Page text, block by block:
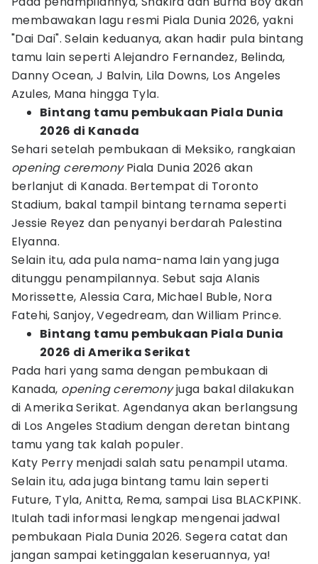
membawakan lagu resmi Piala Dunia 2026, yakni
"Dai Dai". Selain keduanya, akan hadir pula bintang
tamu lain seperti Alejandro Fernandez, Belinda,
Danny Ocean, J Balvin, Lila Downs, Los Angeles
Azules, Mana hingga Tyla.
Bintang tamu pembukaan Piala Dunia
2026 di Kanada
Sehari setelah pembukaan di Meksiko, rangkaian
opening ceremonyPiala Dunia 2026 akan
berlanjut di Kanada. Bertempat di Toronto
Stadium, bakal tampil bintang ternama seperti
Jessie Reyez dan penyanyi berdarah Palestina
Elyanna.
Selain itu, ada pula nama-nama lain yang juga
ditunggu penampilannya. Sebut saja Alanis
Morissette, Alessia Cara, Michael Buble, Nora
Fatehi, Sanjoy, Vegedream, dan William Prince.
Bintang tamu pembukaan Piala Dunia
2026 di Amerika Serikat
Pada hari yang sama dengan pembukaan di
Kanada, opening ceremonyjuga bakal dilakukan
di Amerika Serikat. Agendanya akan berlangsung
di Los Angeles Stadium dengan deretan bintang
tamu yang tak kalah populer.
Katy Perry menjadi salah satu penampil utama.
Selain itu, ada juga bintang tamu lain seperti
Future, Tyla, Anitta, Rema, sampai Lisa BLACKPINK.
Itulah tadi informasi lengkap mengenai jadwal
pembukaan Piala Dunia 2026. Segera catat dan
jangan sampai ketinggalan keseruannya, ya!